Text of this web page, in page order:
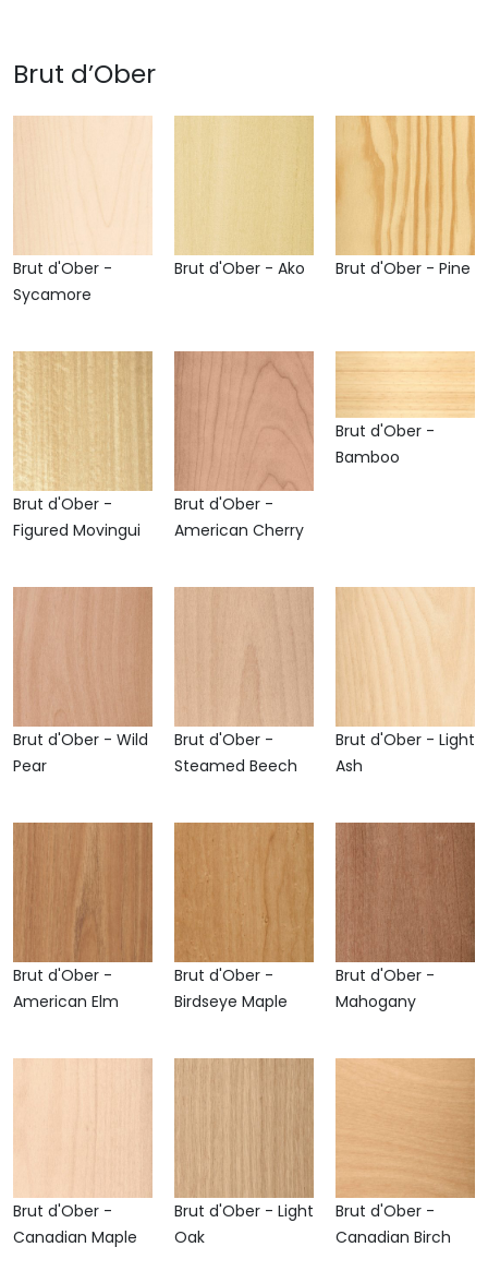
Brut d’Ober
Brut d'Ober -
Sycamore
Brut d'Ober - Ako Brut d'Ober - Pine
Brut d'Ober -
Figured Movingui
Brut d'Ober -
American Cherry
Brut d'Ober -
Bamboo
Brut d'Ober - Wild
Pear
Brut d'Ober -
Steamed Beech
Brut d'Ober - Light
Ash
Brut d'Ober -
American Elm
Brut d'Ober -
Birdseye Maple
Brut d'Ober -
Mahogany
Brut d'Ober -
Canadian Maple
Brut d'Ober - Light
Oak
Brut d'Ober -
Canadian Birch